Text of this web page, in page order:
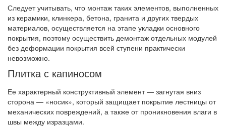
Следует учитывать, что монтаж таких элементов, выполненных
из керамики, клинкера, бетона, гранита и других твердых
материалов, осуществляется на этапе укладки основного
покрытия, поэтому осуществить демонтаж отдельных модулей
без деформации покрытия всей ступени практически
невозможно.
Плитка с капиносом
Ее характерный конструктивный элемент — загнутая вниз
сторона — «носик», который защищает покрытие лестницы от
механических повреждений, а также от проникновения влаги в
швы между изразцами.